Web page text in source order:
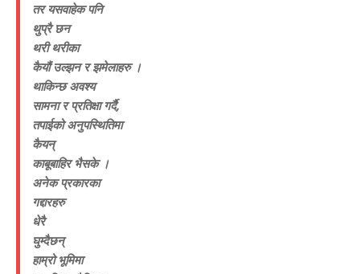
तर यसवाहेक पनि
थुप्रै छन
थरी थरीका
कैयौं उल्झन र झमेलाहरु ।
थाकिन्छ अवश्य
सामना र प्रतिक्षा गर्दै,
तपाईको अनुपस्थितिमा
कैयन्
काबूबाहिर भैसके ।
अनेक प्रकारका
गद्दारहरु
धेरै
घुम्दैछन्
हाम्रो भूमिमा